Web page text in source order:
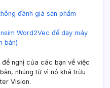
đánh giá sản phẩm
Word2Vec để dạy máy
bản)
đề nghị của các bạn về việc
nhúng từ vì nó khá trừu
Vision.